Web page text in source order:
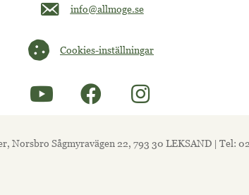
Maila oss på info@allmoge.se
info@allmoge.se
Cookies-inställningar
Cookies-inställningar
Norsbro Sågmyravägen 22, 793 30 LEKSAND | Tel: